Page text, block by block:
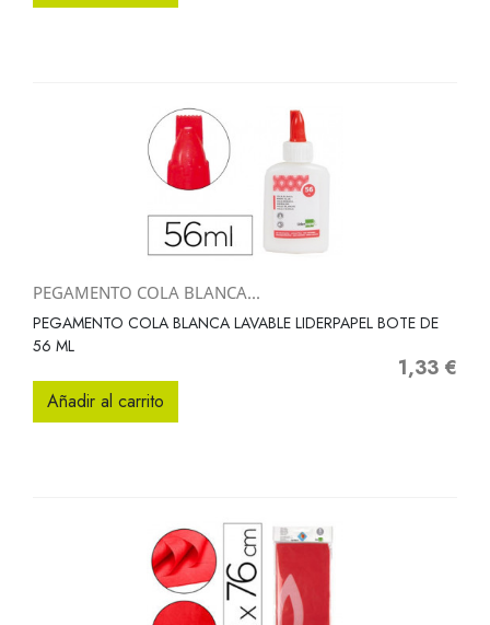
PEGAMENTO COLA BLANCA...
PEGAMENTO COLA BLANCA LAVABLE LIDERPAPEL BOTE DE
56 ML
Precio
1,33 €
Añadir al carrito